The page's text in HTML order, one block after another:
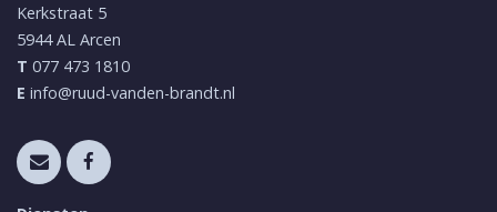
Kerkstraat 5
5944 AL Arcen
T 077 473 1810
E info@ruud-vanden-brandt.nl